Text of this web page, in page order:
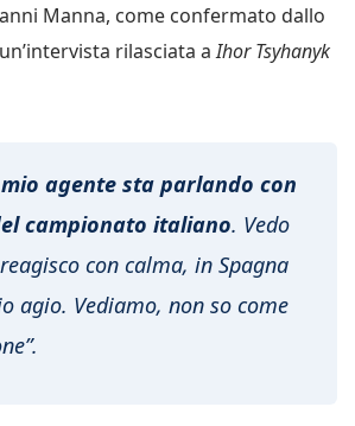
Manna, come confermato dallo
rilasciata aIhor Tsyhanyk
agente sta parlando con
campionato italiano. Vedo
con calma, in Spagna
agio. Vediamo, non so come